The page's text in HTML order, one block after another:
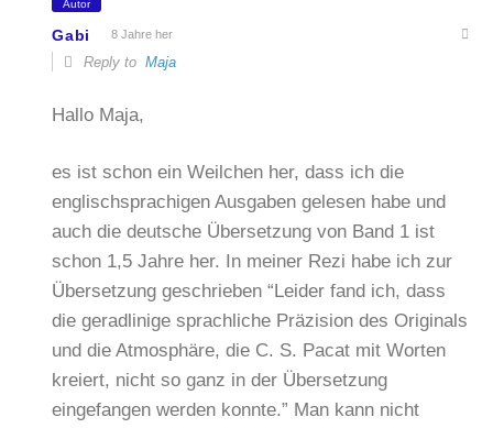
Autor
Gabi 8 Jahre her
Reply toMaja
Hallo Maja,
es ist schon ein Weilchen her, dass ich die
englischsprachigen Ausgaben gelesen habe und
auch die deutsche Übersetzung von Band 1 ist
schon 1,5 Jahre her. In meiner Rezi habe ich zur
Übersetzung geschrieben “Leider fand ich, dass
die geradlinige sprachliche Präzision des Originals
und die Atmosphäre, die C. S. Pacat mit Worten
kreiert, nicht so ganz in der Übersetzung
eingefangen werden konnte.” Man kann nicht